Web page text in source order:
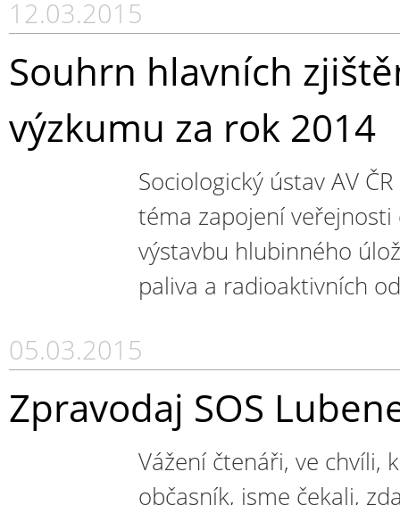
12.03.2015
Souhrn hlavních
výzkumu za rok 2014
Sociologický ústav AV
téma zapojení
výstavbu hlubinného
paliva a radioaktivních
05.03.2015
Zpravodaj SOS
Vážení čtenáři, ve chvíli,
občasník, jsme čekali,